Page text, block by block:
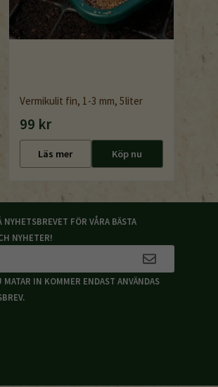
Vermikulit fin, 1-3 mm, 5liter
99 kr
Läs mer Köp nu
NYHETSBREVET FÖR VÅRA BÄSTA
NYHETER!
MATAR IN KOMMER ENDAST ANVÄNDAS